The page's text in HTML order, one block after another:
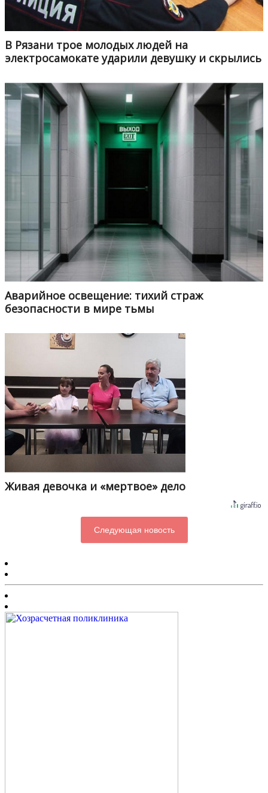
В Рязани трое молодых людей на
электросамокате ударили девушку и скрылись
Аварийное освещение: тихий страж
безопасности в мире тьмы
Живая девочка и «мертвое» дело
Следующая новость